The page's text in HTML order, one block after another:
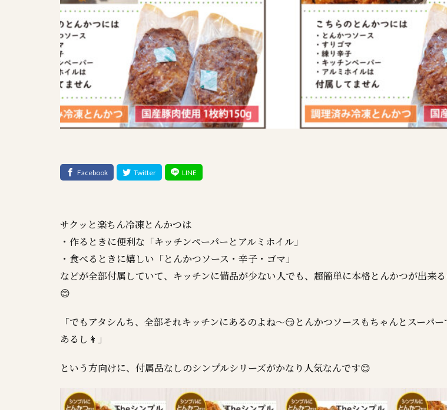
サクッと楽ちん冷凍とんかつは
・作るときに便利な「キッチンペーパーとアルミホイル」
・食べるときに嬉しい「とんかつソース・辛子・ゴマ」
などが全部付属していて、キッチンに備品が少ない人でも、超簡単に本格とんかつが出来
😊
「でもアタシんち、全部それキッチンにあるのよね～😏とんかつソースもちゃんとスーパ
あるし👩」
という方向けに、付属品なしのシンプルシリーズがかなり人気なんです😊